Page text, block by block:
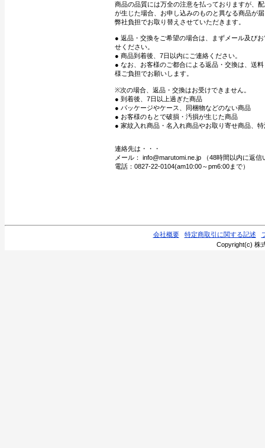
商品の品質には万全の注意を払っておりますが、
が生じた場合、お申し込みのものと異なる商品が
弊社負担でお取り替えさせていただきます。
● 返品・交換をご希望の場合は、まずメール及び
せください。
● 商品到着後、7日以内にご連絡ください。
● なお、お客様のご都合による返品・交換は、送
様ご負担でお願いします。
※次の場合、返品・交換はお受けできません。
● 到着後、7日以上過ぎた商品
● パッケージやケース、同梱物などのない商品
● お客様のもとで破損・汚損が生じた商品
● 家紋入れ商品・名入れ商品やお取り寄せ商品、
連絡先は・・・
メール： info@marutomi.ne.jp （48時間以内に返信
電話：0827-22-0104(am10:00～pm6:00まで）
会社概要 特定商取引に関する記述
Copyright(c) 株